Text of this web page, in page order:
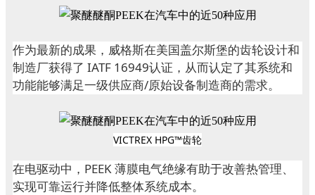
作为最新的成果，威格斯在美国盖尔斯堡的齿轮设计和
制造厂获得了 IATF 16949认证，从而认定了其系统和
功能能够满足一级供应商/原始设备制造商的需求。
VICTREX HPG™齿轮
在电驱动中，PEEK 薄膜电气绝缘有助于改善热管理、
实现可靠运行并降低整体系统成本。